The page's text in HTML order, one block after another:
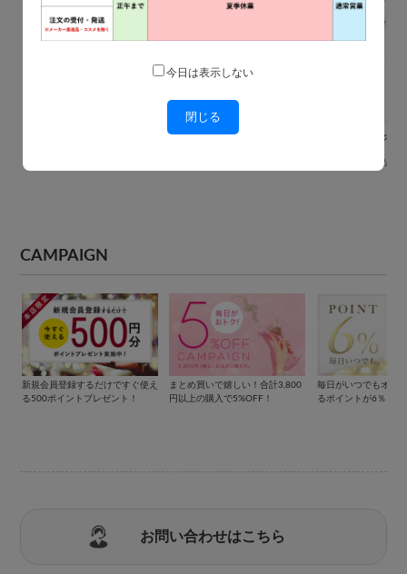
(税込)
CAMPAIGN
新規会員登録するだけですぐ使え
る500ポイントプレゼント！
まとめ買いで嬉しい！合計3,800
円以上の購入で5%OFF！
毎日がいつでもオト
るポイントが6％もら
お問い合わせはこちら
今日は表示しない
閉じる